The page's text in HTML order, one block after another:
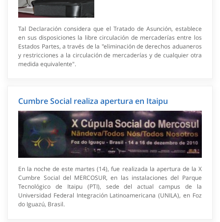
Tal Declaración considera que el Tratado de Asunción, establece
en sus disposiciones la libre circulación de mercaderías entre los
Estados Partes, a través de la "eliminación de derechos aduaneros
y restricciones a la circulación de mercaderías y de cualquier otra
medida equivalente".
Cumbre Social realiza apertura en Itaipu
En la noche de este martes (14), fue realizada la apertura de la X
Cumbre Social del MERCOSUR, en las instalaciones del Parque
Tecnológico de Itaipu (PTI), sede del actual campus de la
Universidad Federal Integración Latinoamericana (UNILA), en Foz
do Iguazú, Brasil.